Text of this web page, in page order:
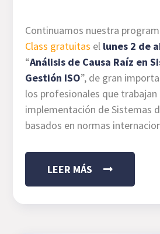
Continuamos nuestra
Class gratuitas el lunes 2 de
“Análisis de Causa Raíz en
Gestión ISO”, de gran
los profesionales que trabajan
implementación de Sistemas
basados en normas
LEER MÁS